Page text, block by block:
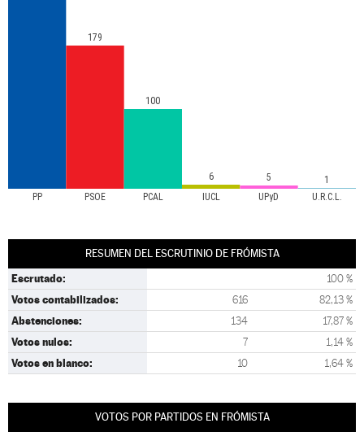
PP PSOE PCAL IUCL UPyD U.R.C.L.
179
100
6 5 1
RESUMEN DEL ESCRUTINIO DE FRÓMISTA
Escrutado: 100 %
Votos contabilizados: 616 82,13 %
Abstenciones: 134 17,87 %
Votos nulos: 7 1,14 %
Votos en blanco: 10 1,64 %
VOTOS POR PARTIDOS EN FRÓMISTA